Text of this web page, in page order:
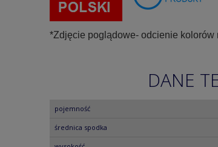
*Zdjęcie poglądowe- odcienie
DANE
pojemność
średnica spodka